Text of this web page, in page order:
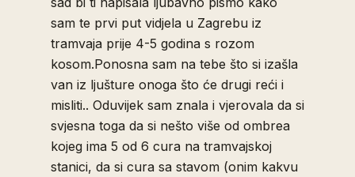
sam te prvi put vidjela u Zagrebu iz
tramvaja prije 4-5 godina s rozom
kosom.Ponosna sam na tebe što si izašla
van iz ljušture onoga što će drugi reći i
misliti.. Oduvijek sam znala i vjerovala da si
svjesna toga da si nešto više od ombrea
kojeg ima 5 od 6 cura na tramvajskoj
stanici, da si cura sa stavom (onim kakvu